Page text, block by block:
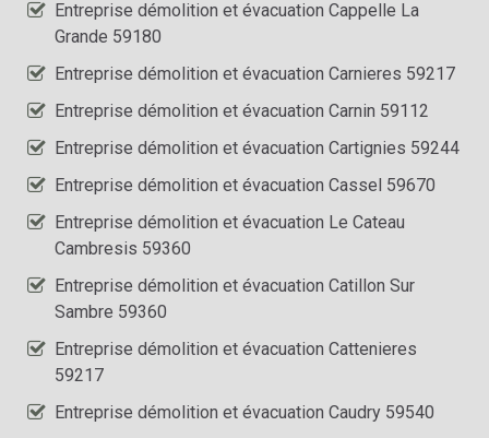
Entreprise démolition et évacuation Cappelle La
Grande 59180
Entreprise démolition et évacuation Carnieres 59217
Entreprise démolition et évacuation Carnin 59112
Entreprise démolition et évacuation Cartignies 59244
Entreprise démolition et évacuation Cassel 59670
Entreprise démolition et évacuation Le Cateau
Cambresis 59360
Entreprise démolition et évacuation Catillon Sur
Sambre 59360
Entreprise démolition et évacuation Cattenieres
59217
Entreprise démolition et évacuation Caudry 59540